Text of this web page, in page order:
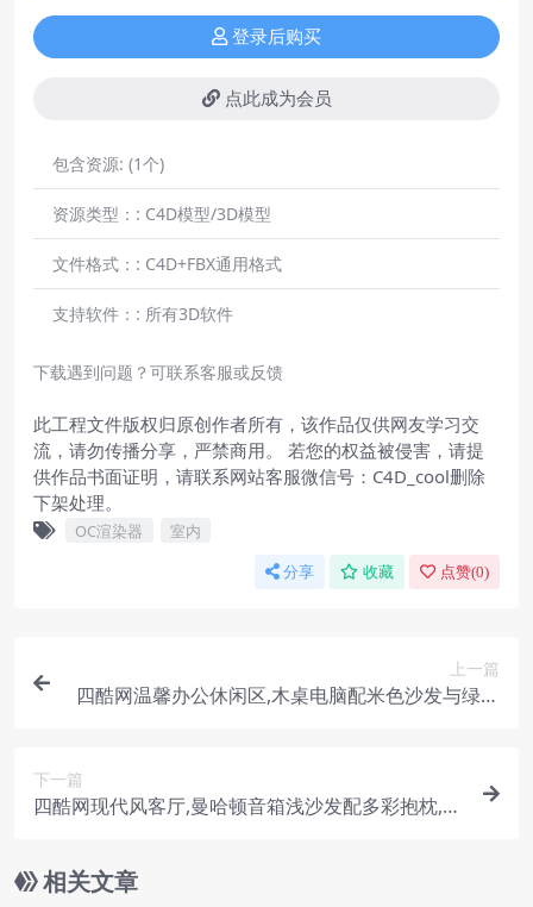
登录后购买
点此成为会员
包含资源: (1个)
资源类型：: C4D模型/3D模型
文件格式：: C4D+FBX通用格式
支持软件：: 所有3D软件
下载遇到问题？可联系客服或反馈
此工程文件版权归原创作者所有，该作品仅供网友学习交
流，请勿传播分享，严禁商用。 若您的权益被侵害，请提
供作品书面证明，请联系网站客服微信号：C4D_cool删除
下架处理。
OC渲染器 室内
分享 收藏 点赞(0)
上一篇
四酷网温馨办公休闲区,木桌电脑配米色沙发与绿植
下一篇
四酷网现代风客厅,曼哈顿音箱浅沙发配多彩抱枕,茶
相关文章